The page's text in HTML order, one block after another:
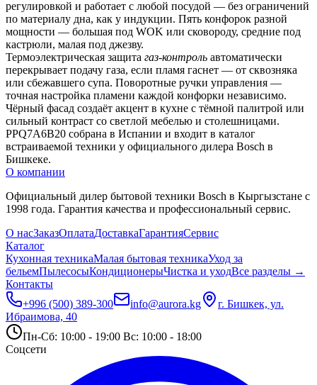
регулировкой и работает с любой посудой — без ограничений
по материалу дна, как у индукции. Пять конфорок разной
мощности — большая под WOK или сковороду, средние под
кастрюли, малая под джезву.
Термоэлектрическая защита газ-контроль автоматически
перекрывает подачу газа, если пламя гаснет — от сквозняка
или сбежавшего супа. Поворотные ручки управления —
точная настройка пламени каждой конфорки независимо.
Чёрный фасад создаёт акцент в кухне с тёмной палитрой или
сильный контраст со светлой мебелью и столешницами.
PPQ7A6B20 собрана в Испании и входит в каталог
встраиваемой техники у официального дилера Bosch в
Бишкеке.
О компании
Официальный дилер бытовой техники Bosch в Кыргызстане с
1998 года. Гарантия качества и профессиональный сервис.
О насЗаказОплатаДоставкаГарантияСервис
Каталог
Кухонная техникаМалая бытовая техникаУход за
бельемПылесосыКондиционерыЧистка и уходВсе разделы →
Контакты
+996 (500) 389-300
info@aurora.kg
г. Бишкек, ул.
Ибраимова, 40
Пн-Сб: 10:00 - 19:00 Вс: 10:00 - 18:00
Соцсети